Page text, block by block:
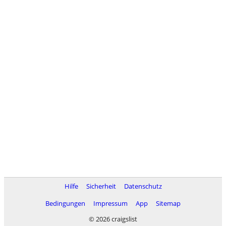
Hilfe Sicherheit
Datenschutz
Bedingungen
Impressum App
Sitemap
© 2026 craigslist